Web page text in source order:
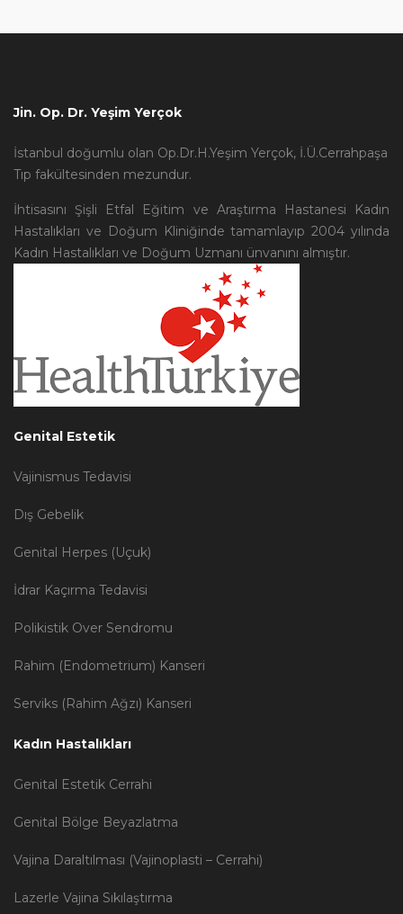
Jin. Op. Dr. Yeşim Yerçok
İstanbul doğumlu olan Op.Dr.H.Yeşim Yerçok, İ.Ü.Cerrahpaşa
Tıp fakültesinden mezundur.
İhtisasını Şişli Etfal Eğitim ve Araştırma Hastanesi Kadın
Hastalıkları ve Doğum Kliniğinde tamamlayıp 2004 yılında
Kadın Hastalıkları ve Doğum Uzmanı ünvanını almıştır.
Genital Estetik
Vajinismus Tedavisi
Dış Gebelik
Genital Herpes (Uçuk)
İdrar Kaçırma Tedavisi
Polikistik Over Sendromu
Rahim (Endometrium) Kanseri
Serviks (Rahim Ağzı) Kanseri
Kadın Hastalıkları
Genital Estetik Cerrahi
Genital Bölge Beyazlatma
Vajina Daraltılması (Vajinoplasti – Cerrahi)
Lazerle Vajina Sıkılaştırma